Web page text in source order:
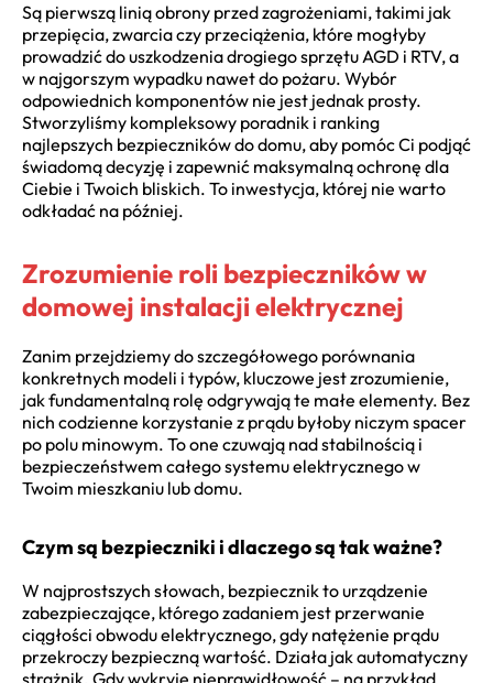
Są pierwszą linią obrony przed zagrożeniami, takimi jak
przepięcia, zwarcia czy przeciążenia, które mogłyby
prowadzić do uszkodzenia drogiego sprzętu AGD i RTV, a
w najgorszym wypadku nawet do pożaru. Wybór
odpowiednich komponentów nie jest jednak prosty.
Stworzyliśmy kompleksowy poradnik i ranking
najlepszych bezpieczników do domu, aby pomóc Ci podjąć
świadomą decyzję i zapewnić maksymalną ochronę dla
Ciebie i Twoich bliskich. To inwestycja, której nie warto
odkładać na później.
Zrozumienie roli bezpieczników w
domowej instalacji elektrycznej
Zanim przejdziemy do szczegółowego porównania
konkretnych modeli i typów, kluczowe jest zrozumienie,
jak fundamentalną rolę odgrywają te małe elementy. Bez
nich codzienne korzystanie z prądu byłoby niczym spacer
po polu minowym. To one czuwają nad stabilnością i
bezpieczeństwem całego systemu elektrycznego w
Twoim mieszkaniu lub domu.
Czym są bezpieczniki i dlaczego są tak ważne?
W najprostszych słowach, bezpiecznik to urządzenie
zabezpieczające, którego zadaniem jest przerwanie
ciągłości obwodu elektrycznego, gdy natężenie prądu
przekroczy bezpieczną wartość. Działa jak automatyczny
strażnik. Gdy wykryje nieprawidłowość – na przykład